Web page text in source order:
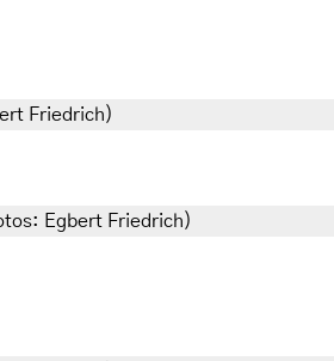
Friedrich)
Egbert Friedrich)